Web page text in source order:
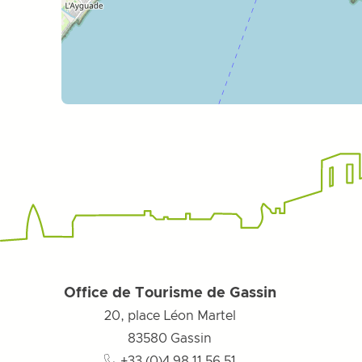
Office de Tourisme de Gassin
20, place Léon Martel
83580 Gassin